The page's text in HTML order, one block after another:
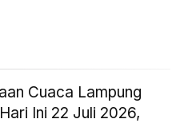
Cuaca Lampung
Ini 22 Juli 2026,